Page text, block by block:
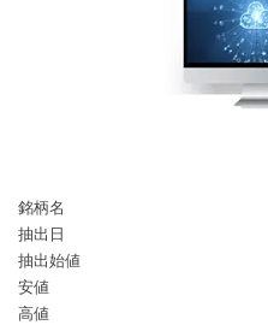
銘柄名
抽出日
抽出始値
安値
高値